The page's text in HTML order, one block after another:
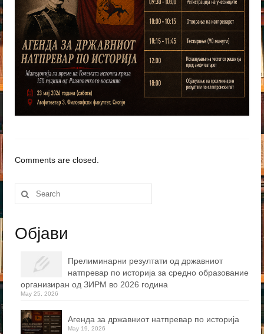
Comments are closed.
Search
for:
Објави
Прелиминарни резултати од државниот
натпревар по историја за средно образование
организиран од ЗИРМ во 2026 година
May 25, 2026
Агенда за државниот натпревар по историја
May 19, 2026